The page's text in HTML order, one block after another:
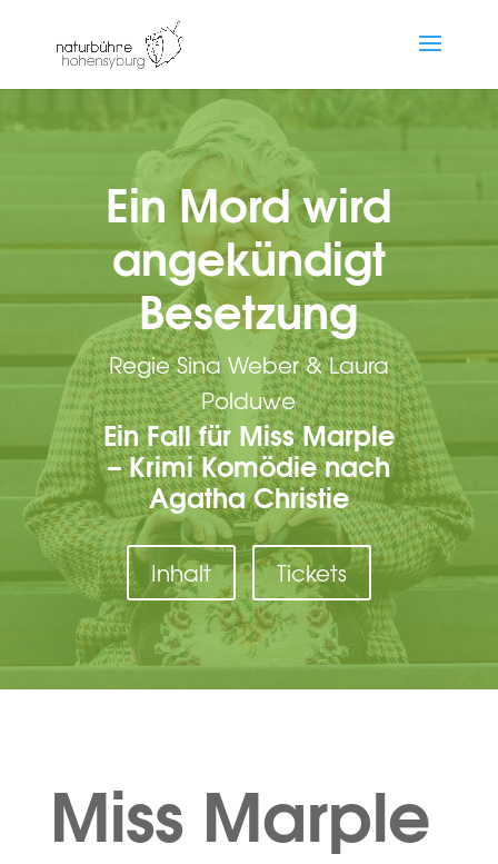
Ein Mord wird
angekündigt
Besetzung
Regie Sina Weber & Laura
Polduwe
Ein Fall für Miss Marple
– Krimi Komödie nach
Agatha Christie
Inhalt Tickets
Miss Marple